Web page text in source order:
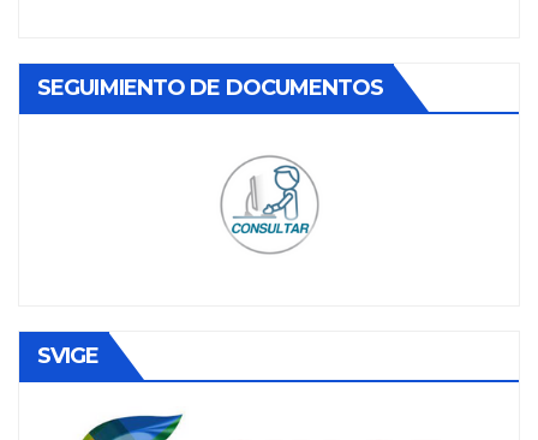
SEGUIMIENTO DE DOCUMENTOS
SVIGE